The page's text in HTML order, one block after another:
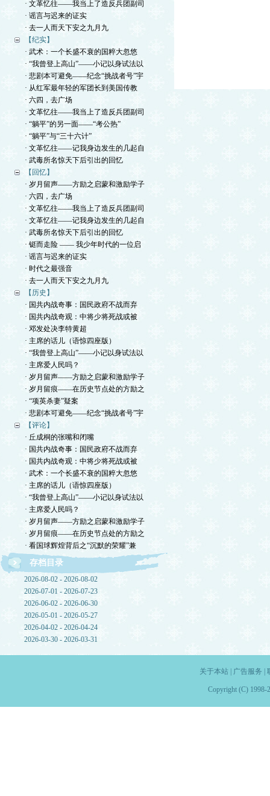
· 文革忆往——我当上了造反兵团副司
· 谣言与迟来的证实
· 去一人而天下安之九月九
【纪实】
· 武术：一个长盛不衰的国粹大忽悠
· “我曾登上高山”——小记以身试法以
· 悲剧本可避免——纪念“挑战者号”宇
· 从红军最年轻的军团长到美国传教
· 六四，去广场
· 文革忆往——我当上了造反兵团副司
· “躺平”的另一面——“考公热”
· “躺平”与“三十六计”
· 文革忆往——记我身边发生的几起自
· 武毒所名惊天下后引出的回忆
【回忆】
· 岁月留声——方励之启蒙和激励学子
· 六四，去广场
· 文革忆往——我当上了造反兵团副司
· 文革忆往——记我身边发生的几起自
· 武毒所名惊天下后引出的回忆
· 铤而走险 —— 我少年时代的一位启
· 谣言与迟来的证实
· 时代之最强音
· 去一人而天下安之九月九
【历史】
· 国共内战奇事：国民政府不战而弃
· 国共内战奇观：中将少将死战或被
· 邓发处决李特黄超
· 主席的话儿（语惊四座版）
· “我曾登上高山”——小记以身试法以
· 主席爱人民吗？
· 岁月留声——方励之启蒙和激励学子
· 岁月留痕——在历史节点处的方励之
· “项英杀妻”疑案
· 悲剧本可避免——纪念“挑战者号”宇
【评论】
· 丘成桐的张嘴和闭嘴
· 国共内战奇事：国民政府不战而弃
· 国共内战奇观：中将少将死战或被
· 武术：一个长盛不衰的国粹大忽悠
· 主席的话儿（语惊四座版）
· “我曾登上高山”——小记以身试法以
· 主席爱人民吗？
· 岁月留声——方励之启蒙和激励学子
· 岁月留痕——在历史节点处的方励之
· 看国球辉煌背后之“沉默的荣耀”兼
存档目录
2026-08-02 - 2026-08-02
2026-07-01 - 2026-07-23
2026-06-02 - 2026-06-30
2026-05-01 - 2026-05-27
2026-04-02 - 2026-04-24
2026-03-30 - 2026-03-31
关于本站| 广告服务
Copyright (C) 1998-